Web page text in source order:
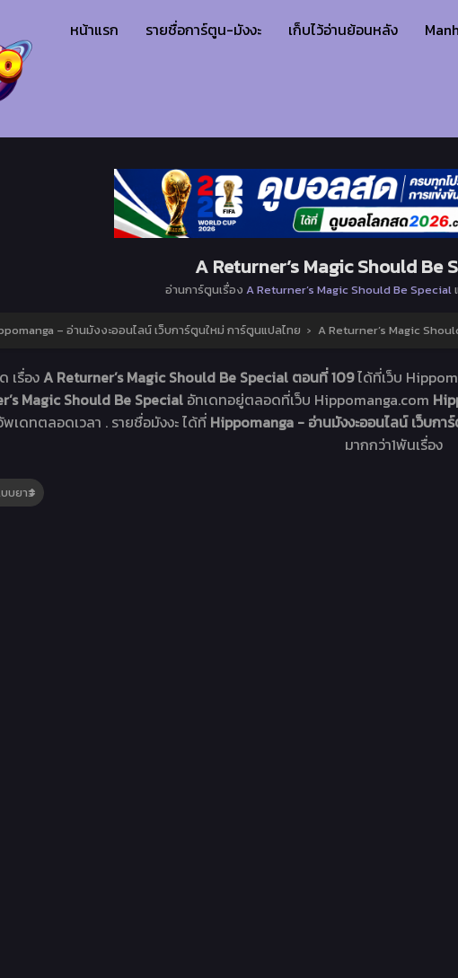
หน้าแรก รายชื่อการ์ตูน-มังงะ เก็บไว้อ่านย้อนหลัง
A Returner’s Magic Should Be
อ่านการ์ตูนเรื่อง A Returner’s Magic Should Be Special
– อ่านมังงะออนไลน์ เว็บการ์ตูนใหม่ การ์ตูนแปลไทย › A Returner’s Magic
เรื่องA Returner’s Magic Should Be Special ตอนที่ 109ได้ที่เว็บ
Magic Should Be Special อัทเดทอยู่ตลอดที่เว็บ Hippomanga.com
เดทตลอดเวลา . รายชื่อมังงะ ได้ที่ Hippomanga - อ่านมังงะออนไลน์ เว็บก
มากกว่า1พันเรื่อง